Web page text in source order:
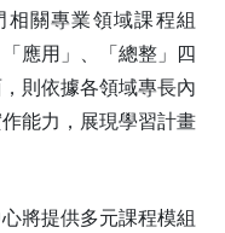
關專業領域課程組
應用」、「總整」四
則依據各領域專長內
能力，展現學習計畫
將提供多元課程模組